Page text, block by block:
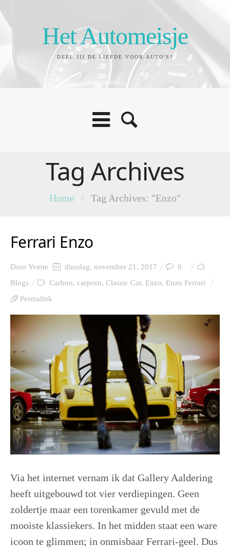
Het Automeisje
DEEL JIJ DE LIEFDE VOOR AUTO'S?
Tag Archives
Home / Tag Archives: "Enzo"
Ferrari Enzo
DoorYvette dinsdag, november 21, 2017
0
Blogs
Carbon, carporn, Classic Car, Enzo, Enzo Ferrari
Permalink
Via het internet vernam ik dat Gallery Aaldering
heeft uitgebouwd tot vier verdiepingen. Geen
zoldertje maar een torenkamer gevuld met de
mooiste klassiekers. In het midden staat een ware
icoon te glimmen; in onmisbaar Ferrari-geel. Dus